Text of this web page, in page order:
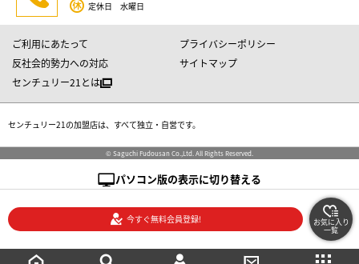
定休日 水曜日
ご利用にあたって
プライバシーポリシー
反社会的勢力への対応
サイトマップ
センチュリー21とは
センチュリー21の加盟店は、すべて独立・自営です。
© Saguchi Fudousan Co.,Ltd. All Rights Reserved.
パソコン版の表示に切り替える
今すぐ無料会員登録! お気に入り
一覧